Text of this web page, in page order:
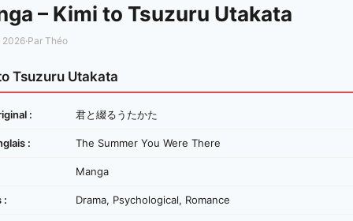
– Kimi to Tsuzuru Utakata
2026·Par Théo
Tsuzuru Utakata
: 君と綴るうたかた
: The Summer You Were There
Manga
: Drama, Psychological, Romance